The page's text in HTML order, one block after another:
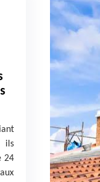
ils
24